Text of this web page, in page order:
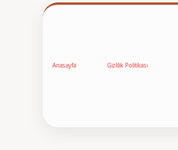
Anasayfa Gizlilik Politikası